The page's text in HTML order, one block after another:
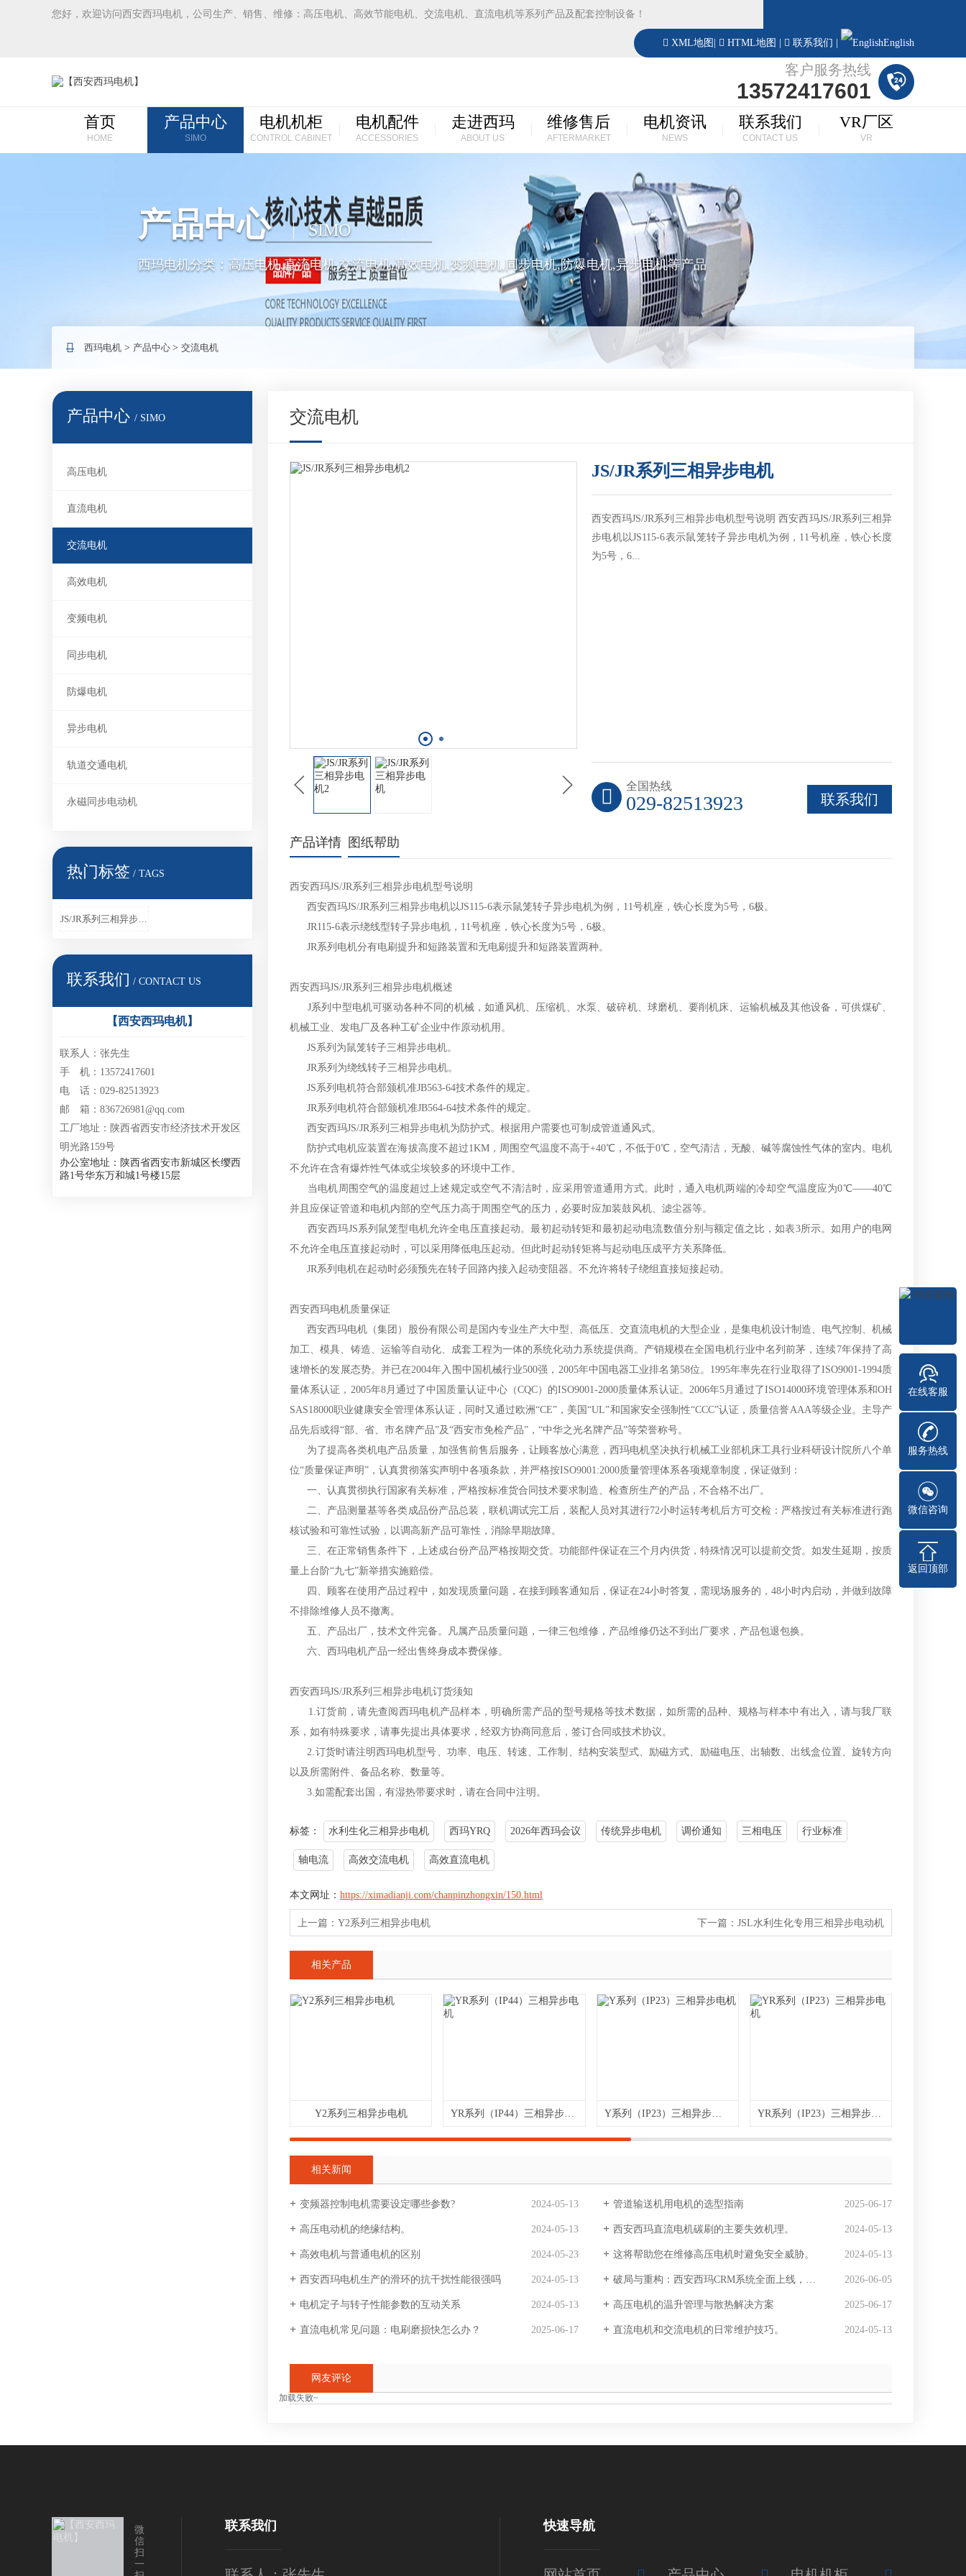
您好，欢迎访问西安西玛电机，公司生产、销售、维修：高压电机、高效节能电机、交流电机、直流电机等系列产品及配套控制设备！
XML地图 HTML地图 联系我们 English
客户服务热线
13572417601
首页
HOME
产品中心
SIMO
电机机柜
CONTROL CABINET
电机配件
ACCESSORIES
走进西玛
ABOUT US
维修售后
AFTERMARKET
电机资讯
NEWS
联系我们
CONTACT US
VR厂区
VR
产品中心 SIMO
西玛电机分类：高压电机,直流电机,交流电机,高效电机,变频电机,同步电机,防爆电机,异步电机等产品
西玛电机 > 产品中心 > 交流电机
产品中心 / SIMO
高压电机
直流电机
交流电机
高效电机
变频电机
同步电机
防爆电机
异步电机
轨道交通电机
永磁同步电动机
热门标签 / TAGS
JS/JR系列三相异步电机
联系我们 / CONTACT US
【西安西玛电机】
联系人：张先生
手 机：13572417601
电 话：029-82513923
邮 箱：836726981@qq.com
工厂地址：陕西省西安市经济技术开发区
明光路159号
办公室地址：陕西省西安市新城区长缨西
路1号华东万和城1号楼15层
交流电机
JS/JR系列三相异步电机
西安西玛JS/JR系列三相异步电机型号说明 西安西玛JS/JR系列三相异
步电机以JS115-6表示鼠笼转子异步电机为例，11号机座，铁心长度
为5号，6...
联系我们
全国热线
029-82513923
产品详情 图纸帮助
西安西玛JS/JR系列三相异步电机型号说明
西安西玛JS/JR系列三相异步电机以JS115-6表示鼠笼转子异步电机为例，11号机座，铁心长度为5号，6极。
JR115-6表示绕线型转子异步电机，11号机座，铁心长度为5号，6极。
JR系列电机分有电刷提升和短路装置和无电刷提升和短路装置两种。
西安西玛JS/JR系列三相异步电机概述
J系列中型电机可驱动各种不同的机械，如通风机、压缩机、水泵、破碎机、球磨机、要削机床、运输机械及其他设备，可供煤矿、
机械工业、发电厂及各种工矿企业中作原动机用。
JS系列为鼠笼转子三相异步电机。
JR系列为绕线转子三相异步电机。
JS系列电机符合部颁机准JB563-64技术条件的规定。
JR系列电机符合部颁机准JB564-64技术条件的规定。
西安西玛JS/JR系列三相异步电机为防护式。根据用户需要也可制成管道通风式。
防护式电机应装置在海拔高度不超过1KM，周围空气温度不高于+40℃，不低于0℃，空气清洁，无酸、碱等腐蚀性气体的室内。电机
不允许在含有爆炸性气体或尘埃较多的环境中工作。
当电机周围空气的温度超过上述规定或空气不清洁时，应采用管道通用方式。此时，通入电机两端的冷却空气温度应为0℃——40℃
并且应保证管道和电机内部的空气压力高于周围空气的压力，必要时应加装鼓风机、滤尘器等。
西安西玛JS系列鼠笼型电机允许全电压直接起动。最初起动转矩和最初起动电流数值分别与额定值之比，如表3所示。如用户的电网
不允许全电压直接起动时，可以采用降低电压起动。但此时起动转矩将与起动电压成平方关系降低。
JR系列电机在起动时必须预先在转子回路内接入起动变阻器。不允许将转子绕组直接短接起动。
西安西玛电机质量保证
西安西玛电机（集团）股份有限公司是国内专业生产大中型、高低压、交直流电机的大型企业，是集电机设计制造、电气控制、机械
加工、模具、铸造、运输等自动化、成套工程为一体的系统化动力系统提供商。产销规模在全国电机行业中名列前茅，连续7年保持了高
速增长的发展态势。并已在2004年入围中国机械行业500强，2005年中国电器工业排名第58位。1995年率先在行业取得了ISO9001-1994质
量体系认证，2005年8月通过了中国质量认证中心（CQC）的ISO9001-2000质量体系认证。2006年5月通过了ISO14000环境管理体系和OH
SAS18000职业健康安全管理体系认证，同时又通过欧洲“CE”，美国“UL”和国家安全强制性“CCC”认证，质量信誉AAA等级企业。主导产
品先后或得“部、省、市名牌产品”及“西安市免检产品”，“中华之光名牌产品”等荣誉称号。
为了提高各类机电产品质量，加强售前售后服务，让顾客放心满意，西玛电机坚决执行机械工业部机床工具行业科研设计院所八个单
位“质量保证声明”，认真贯彻落实声明中各项条款，并严格按ISO9001:2000质量管理体系各项规章制度，保证做到：
一、认真贯彻执行国家有关标准，严格按标准货合同技术要求制造、检查所生产的产品，不合格不出厂。
二、产品测量基等各类成品份产品总装，联机调试完工后，装配人员对其进行72小时运转考机后方可交检：严格按过有关标准进行跑
核试验和可靠性试验，以调高新产品可靠性，消除早期故障。
三、在正常销售条件下，上述成台份产品严格按期交货。功能部件保证在三个月内供货，特殊情况可以提前交货。如发生延期，按质
量上台阶“九七”新举措实施赔偿。
四、顾客在使用产品过程中，如发现质量问题，在接到顾客通知后，保证在24小时答复，需现场服务的，48小时内启动，并做到故障
不排除维修人员不撤离。
五、产品出厂，技术文件完备。凡属产品质量问题，一律三包维修，产品维修仍达不到出厂要求，产品包退包换。
六、西玛电机产品一经出售终身成本费保修。
西安西玛JS/JR系列三相异步电机订货须知
1.订货前，请先查阅西玛电机产品样本，明确所需产品的型号规格等技术数据，如所需的品种、规格与样本中有出入，请与我厂联
系，如有特殊要求，请事先提出具体要求，经双方协商同意后，签订合同或技术协议。
2.订货时请注明西玛电机型号、功率、电压、转速、工作制、结构安装型式、励磁方式、励磁电压、出轴数、出线盒位置、旋转方向
以及所需附件、备品名称、数量等。
3.如需配套出国，有湿热带要求时，请在合同中注明。
标签： 水利生化三相异步电机 西玛YRQ 2026年西玛会议 传统异步电机 调价通知 三相电压 行业标准
轴电流 高效交流电机 高效直流电机
本文网址： https://ximadianji.com/chanpinzhongxin/150.html
上一篇： Y2系列三相异步电机 下一篇： JSL水利生化专用三相异步电动机
相关产品
Y2系列三相异步电机 Y系列（IP23）三相异步电机 YR系列（IP23）三相异步电机
相关新闻
变频器控制电机需要设定哪些参数? 2024-05-13 管道输送机用电机的选型指南 2025-06-17
高压电动机的绝缘结构。 2024-05-13 西安西玛直流电机碳刷的主要失效机理。 2024-05-13
高效电机与普通电机的区别 2024-05-23 这将帮助您在维修高压电机时避免安全威胁。 2024-05-13
西安西玛电机生产的滑环的抗干扰性能很强吗 2024-05-13 破局与重构：西安西玛CRM系统全面上线，开启“数智化销售”新纪元 2026-06-05
电机定子与转子性能参数的互动关系 2024-05-13 高压电机的温升管理与散热解决方案 2025-06-17
直流电机常见问题：电刷磨损快怎么办？ 2025-06-17 直流电机和交流电机的日常维护技巧。 2024-05-13
网友评论
加载失败~
微
信
扫
一
联系我们 快速导航
在线客服
服务热线
微信咨询
返回顶部